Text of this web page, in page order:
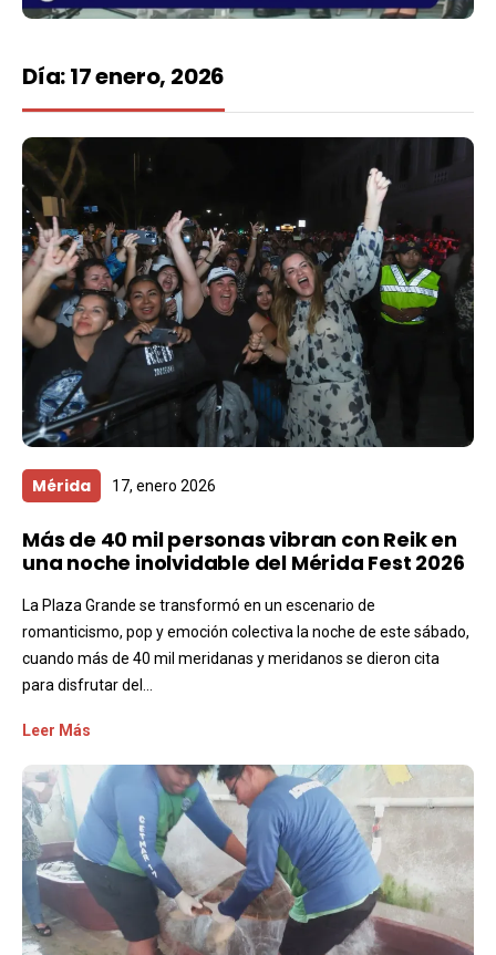
Día:17 enero, 2026
Mérida 17, enero 2026
Más de 40 mil personas vibran con Reik en
una noche inolvidable del Mérida Fest 2026
La Plaza Grande se transformó en un escenario de
romanticismo, pop y emoción colectiva la noche de este sábado,
cuando más de 40 mil meridanas y meridanos se dieron cita
para disfrutar del...
Leer Más